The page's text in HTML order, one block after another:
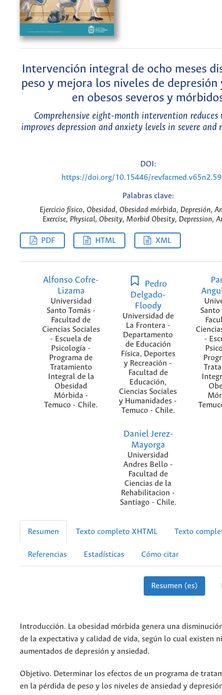
Intervención integral de ocho meses
peso y mejora los niveles de depresión
en obesos severos y
Comprehensive eight-month intervention reduces
improves depression and anxiety levels in severe and
DOI:
https://doi.org/10.15446/
Palabras clave:
Ejercicio físico, Obesidad, Obesidad mórbida, Depresión,
Exercise, Physical, Obesity, Morbid Obesity, Depression,
PDF HTML XML
Alfonso Cofre-
Lizama
Universidad
Santo Tomás -
Facultad de
Ciencias Sociales
- Escuela de
Psicología -
Programa de
Tratamiento
Integral de la
Obesidad
Mórbida -
Temuco - Chile.
Pedro
Delgado-
Floody
Universidad de
La Frontera -
Departamento
de Educación
Física, Deportes
y Recreación -
Facultad de
Educación,
Ciencias Sociales
y Humanidades -
Temuco - Chile.
Santo
-
Daniel Jerez-
Mayorga
Universidad
Andres Bello -
Facultad de
Ciencias de la
Rehabilitacion -
Santiago - Chile.
Resumen Texto completo XHTML Texto
Referencias Estadísticas Cómo citar
Resumen (es)
Introducción. La obesidad mórbida genera una
de la expectativa y calidad de vida, según lo cual existen
aumentados de depresión y ansiedad.
Objetivo. Determinar los efectos de un programa de
en la pérdida de peso y los niveles de ansiedad y